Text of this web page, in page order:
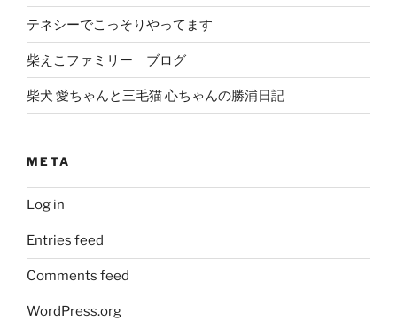
テネシーでこっそりやってます
柴えこファミリー ブログ
柴犬 愛ちゃんと三毛猫 心ちゃんの勝浦日記
META
Log in
Entries feed
Comments feed
WordPress.org